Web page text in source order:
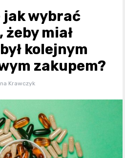
jak wybrać
miał
kolejnym
zakupem?
Krawczyk